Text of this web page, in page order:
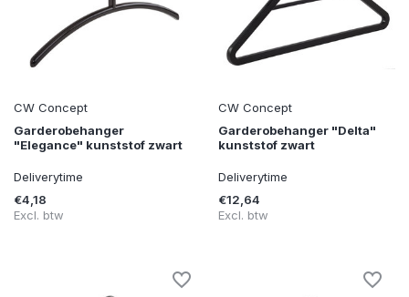
CW Concept
Garderobehanger
"Elegance" kunststof zwart
Deliverytime
€4,18
Excl. btw
CW Concept
Garderobehanger "Delta"
kunststof zwart
Deliverytime
€12,64
Excl. btw